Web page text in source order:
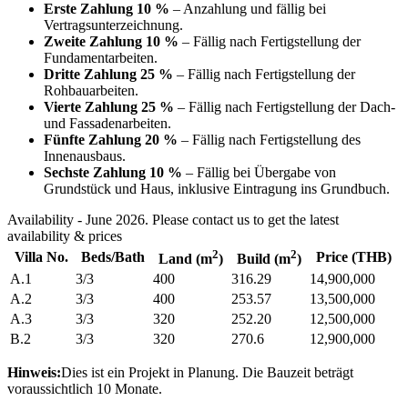
Erste Zahlung 10 % – Anzahlung und fällig bei
Vertragsunterzeichnung.
Zweite Zahlung 10 % – Fällig nach Fertigstellung der
Fundamentarbeiten.
Dritte Zahlung 25 % – Fällig nach Fertigstellung der
Rohbauarbeiten.
Vierte Zahlung 25 % – Fällig nach Fertigstellung der Dach-
und Fassadenarbeiten.
Fünfte Zahlung 20 % – Fällig nach Fertigstellung des
Innenausbaus.
Sechste Zahlung 10 % – Fällig bei Übergabe von
Grundstück und Haus, inklusive Eintragung ins Grundbuch.
Availability - June 2026. Please contact us to get the latest
availability & prices
Villa No.
Beds/Bath Land (m2) Build (m2)
Price (THB)
A.1
3/3 400 316.29
14,900,000
A.2
3/3 400 253.57
13,500,000
A.3
3/3 320 252.20
12,500,000
B.2
3/3 320 270.6 12,900,000
Hinweis:Dies ist ein Projekt in Planung. Die Bauzeit beträgt
voraussichtlich 10 Monate.